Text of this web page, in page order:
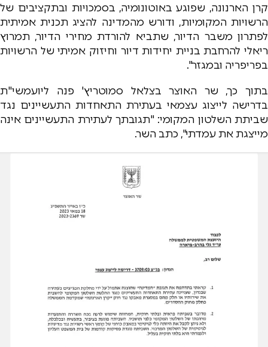
קרן הארנונה, שפוגע באוטונומיה, בסמכויות ובתקציבים של
הרשויות המקומיות, ודורש מהמדינה להציג תכנית אמיתית
לפתרון משבר הדיור, שתביא להורדת מחירי הדיור, תמרוץ
ריאלי להרחבת בניית יחידות דיור וחיזוק אמיתי של הרשויות
בפריפריה ובמגזר".
בתוך כך, שר האוצר בצלאל סמוטריץ' פנה ליועמשי"ת
בדרישה לייצוג עצמאי בעתירת התאחדות התעשיינים נגד
שביתת השלטון המקומי: "תגובתך לעתירת התעשיינים אינה
מייצגת את עמדתי", כתב השר.